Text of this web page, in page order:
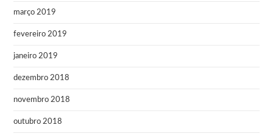
março 2019
fevereiro 2019
janeiro 2019
dezembro 2018
novembro 2018
outubro 2018